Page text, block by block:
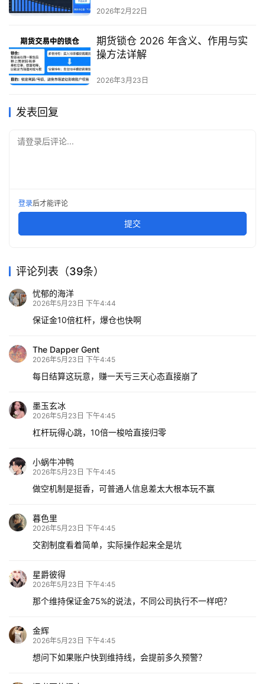
2026年2月22日
期货锁仓 2026 年含义、作用与实
操方法详解
2026年3月23日
发表回复
请登录后评论...
登录后才能评论
提交
评论列表（39条）
忧郁的海洋
2026年5月23日 下午4:44
保证金10倍杠杆，爆仓也快啊
The Dapper Gent
2026年5月23日 下午4:45
每日结算这玩意，赚一天亏三天心态直接崩了
墨玉玄冰
2026年5月23日 下午4:45
杠杆玩得心跳，10倍一梭哈直接归零
小蜗牛冲鸭
2026年5月23日 下午4:45
做空机制是挺香，可普通人信息差太大根本玩不赢
暮色里
2026年5月23日 下午4:45
交割制度看着简单，实际操作起来全是坑
星爵彼得
2026年5月23日 下午4:45
那个维持保证金75%的说法，不同公司执行不一样吧？
金辉
2026年5月23日 下午4:45
想问下如果账户快到维持线，会提前多久预警？